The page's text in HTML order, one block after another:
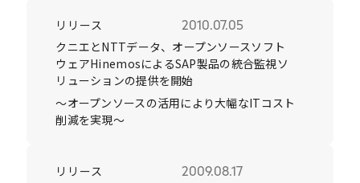
クニエとNTTデータ、オープンソースソフト
ウェアHinemosによるSAP製品の統合監視ソ
リューションの提供を開始
～オープンソースの活用により大幅なITコスト
削減を実現～
リリース 2010.07.05
リリース 2009.08.17